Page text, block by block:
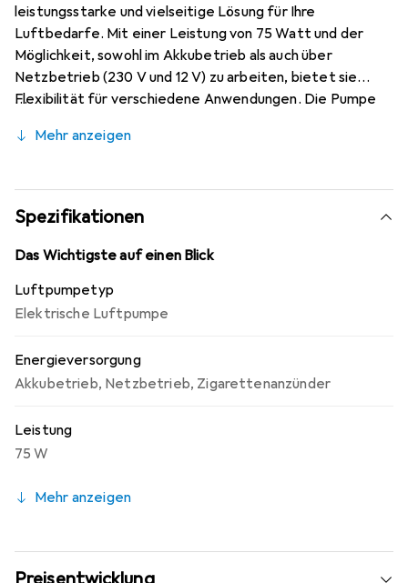
leistungsstarke und vielseitige Lösung für Ihre
Luftbedarfe. Mit einer Leistung von 75 Watt und der
Möglichkeit, sowohl im Akkubetrieb als auch über
Netzbetrieb (230 V und 12 V) zu arbeiten, bietet sie
Flexibilität für verschiedene Anwendungen. Die Pumpe
einfache Nutzung mit unterschiedlichen Aufblasobjekten
der Breite, 11 cm in der Höhe und 13 cm in der Länge ist sie
leicht zu transportieren und zu lagern. Diese elektrische
Luftpumpe ist ideal für den Einsatz beim Camping, am
Strand oder zu Hause und sorgt für schnelles und
und mehr.
Mehr anzeigen
Spezifikationen
Das Wichtigste auf einen Blick
Luftpumpetyp
Elektrische Luftpumpe
Energieversorgung
Akkubetrieb, Netzbetrieb, Zigarettenanzünder
Leistung
75 W
Mehr anzeigen